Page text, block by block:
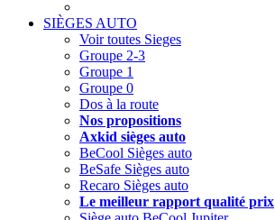
SIÈGES AUTO
Voir toutes Sieges
Groupe 2-3
Groupe 1
Groupe 0
Dos à la route
Nos propositions
Axkid sièges auto
BeCool Sièges auto
BeSafe Sièges auto
Recaro Sièges auto
Le meilleur rapport qualité prix